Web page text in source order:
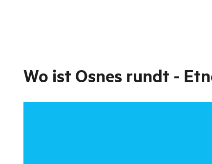
Wo ist Osnes rundt -